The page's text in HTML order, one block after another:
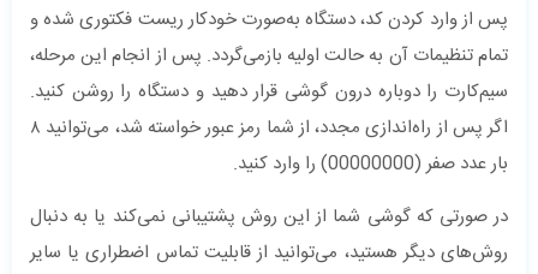
پس از وارد کردن کد، دستگاه به‌صورت خودکار ریست فکتوری شده و
تمام تنظیمات آن به حالت اولیه بازمی‌گردد. پس از انجام این مرحله،
سیم‌کارت را دوباره درون گوشی قرار دهید و دستگاه را روشن کنید.
اگر پس از راه‌اندازی مجدد، از شما رمز عبور خواسته شد، می‌توانید ۸
بار عدد صفر (00000000) را وارد کنید.
در صورتی که گوشی شما از این روش پشتیبانی نمی‌کند یا به دنبال
روش‌های دیگر هستید، می‌توانید از قابلیت تماس اضطراری یا سایر